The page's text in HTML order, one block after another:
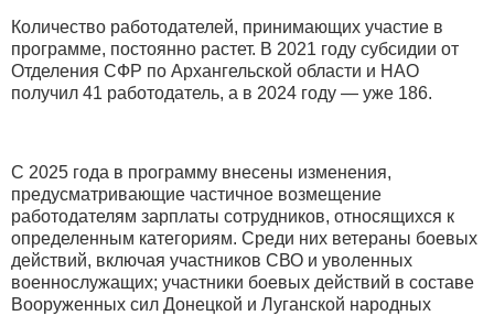
Количество работодателей, принимающих участие в
программе, постоянно растет. В 2021 году субсидии от
Отделения СФР по Архангельской области и НАО
получил 41 работодатель, а в 2024 году — уже 186.
С 2025 года в программу внесены изменения,
предусматривающие частичное возмещение
работодателям зарплаты сотрудников, относящихся к
определенным категориям. Среди них ветераны боевых
действий, включая участников СВО и уволенных
военнослужащих; участники боевых действий в составе
Вооруженных сил Донецкой и Луганской народных